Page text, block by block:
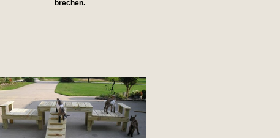
brechen.